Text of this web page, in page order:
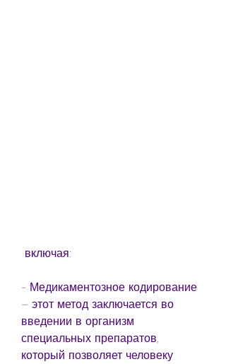
включая:
- Медикаментозное кодирование
– этот метод заключается во
введении в организм
специальных препаратов,
который позволяет человеку